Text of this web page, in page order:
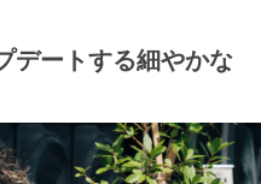
デートする細やかな